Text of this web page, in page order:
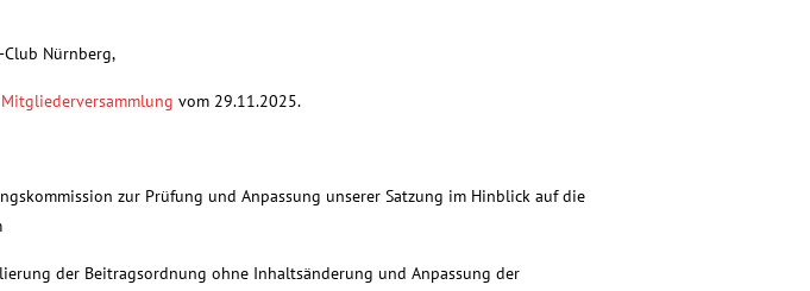
Nürnberg,
vom 29.11.2025.
zur Prüfung und Anpassung unserer Satzung im Hinblick auf die
der Beitragsordnung ohne Inhaltsänderung und Anpassung der